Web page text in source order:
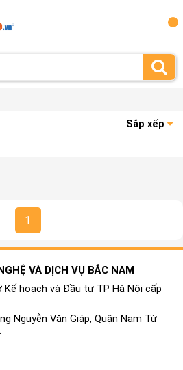
Sắp xếp
1
VÀ DỊCH VỤ BẮC NAM
Kế hoạch và Đầu tư TP Hà Nội cấp
Nguyễn Văn Giáp, Quận Nam Từ